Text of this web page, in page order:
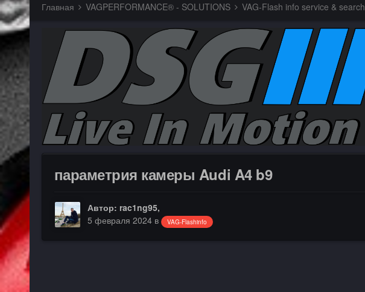
Главная VAGPERFORMANCE® - SOLUTIONS VAG-Flash info service & search
параметрия камеры Audi A4 b9
Автор: rac1ng95,
5 февраля 2024в VAG-Flashinfo